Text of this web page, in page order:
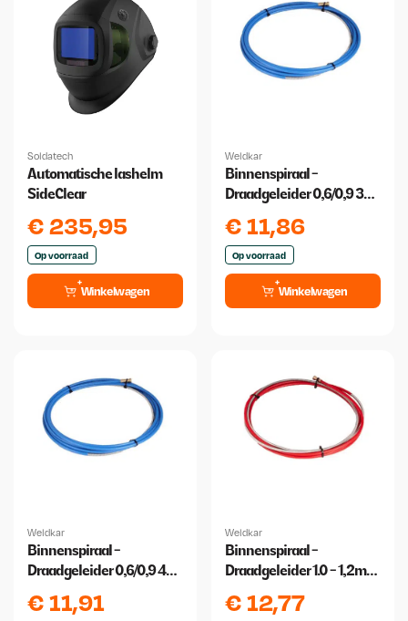
Soldatech
Automatische lashelm
SideClear
€235,95
Op voorraad
Winkelwagen
Weldkar
Binnenspiraal -
Draadgeleider 0,6/0,9 3
€11,86
Op voorraad
Winkelwagen
Weldkar
Binnenspiraal -
Draadgeleider 0,6/0,9 4
€11,91
Weldkar
Binnenspiraal -
Draadgeleider 1.0 - 1,2mm
€12,77